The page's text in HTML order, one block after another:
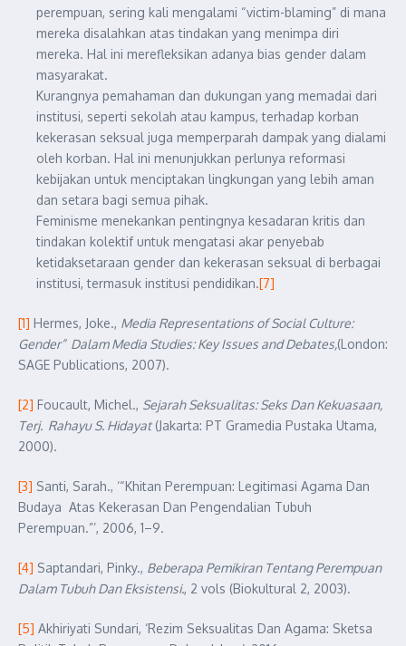
perempuan, sering kali mengalami “victim-blaming” di mana
mereka disalahkan atas tindakan yang menimpa diri
mereka. Hal ini merefleksikan adanya bias gender dalam
masyarakat.
Kurangnya pemahaman dan dukungan yang memadai dari
institusi, seperti sekolah atau kampus, terhadap korban
kekerasan seksual juga memperparah dampak yang dialami
oleh korban. Hal ini menunjukkan perlunya reformasi
kebijakan untuk menciptakan lingkungan yang lebih aman
dan setara bagi semua pihak.
Feminisme menekankan pentingnya kesadaran kritis dan
tindakan kolektif untuk mengatasi akar penyebab
ketidaksetaraan gender dan kekerasan seksual di berbagai
institusi, termasuk institusi pendidikan.[7]
[1] Hermes, Joke., Media Representations of Social Culture:
Gender” Dalam Media Studies: Key Issues and Debates,(London:
SAGE Publications, 2007).
[2] Foucault, Michel., Sejarah Seksualitas: Seks Dan Kekuasaan,
Terj. Rahayu S. Hidayat(Jakarta: PT Gramedia Pustaka Utama,
2000).
[3] Santi, Sarah., ‘“Khitan Perempuan: Legitimasi Agama Dan
Budaya Atas Kekerasan Dan Pengendalian Tubuh
Perempuan.”’, 2006, 1–9.
[4] Saptandari, Pinky., Beberapa Pemikiran Tentang Perempuan
Dalam Tubuh Dan Eksistensi., 2 vols (Biokultural 2, 2003).
[5] Akhiriyati Sundari, ‘Rezim Seksualitas Dan Agama: Sketsa